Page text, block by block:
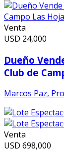
Venta
USD 24,000
Dueño
Club de
Marcos Paz,
Venta
USD 698,000